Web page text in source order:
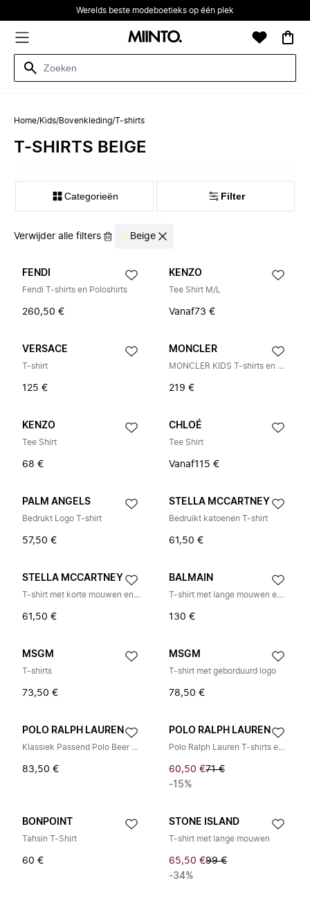
Werelds beste modeboetieks op één plek
Home/Kids/Bovenkleding/T-shirts
T-SHIRTS BEIGE
Categorieën Filter
Verwijder alle filters Beige
FENDI
Fendi T-shirts en Poloshirts
260,50 €
KENZO
Tee Shirt M/L
Vanaf73 €
VERSACE
T-shirt
125 €
MONCLER
MONCLER KIDS T-shirts en Poloshirts
219 €
KENZO
Tee Shirt
68 €
CHLOÉ
Tee Shirt
Vanaf115 €
PALM ANGELS
Bedrukt Logo T-shirt
57,50 €
STELLA MCCARTNEY
Bedruikt katoenen T-shirt
61,50 €
STELLA MCCARTNEY
T-shirt met korte mouwen en drukknoopsluiting op de schouder
61,50 €
BALMAIN
T-shirt met lange mouwen en logoprint met drukknoopsluiting aan de achterkant
130 €
MSGM
T-shirts
73,50 €
MSGM
T-shirt met geborduurd logo
78,50 €
POLO RALPH LAUREN
Klassiek Passend Polo Beer Jersey T-shirt
83,50 €
POLO RALPH LAUREN
Polo Ralph Lauren T-shirts en Poloshirts
60,50 €71 €
-15%
BONPOINT
Tahsin T-Shirt
60 €
STONE ISLAND
T-shirt met lange mouwen
65,50 €99 €
-34%